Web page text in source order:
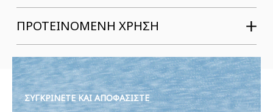
ΠΡΟΤΕΙΝΟΜΕΝΗ ΧΡΗΣΗ
ΣΥΓΚΡΙΝΕΤΕ ΚΑΙ ΑΠΟΦΑΣΙΣΤΕ